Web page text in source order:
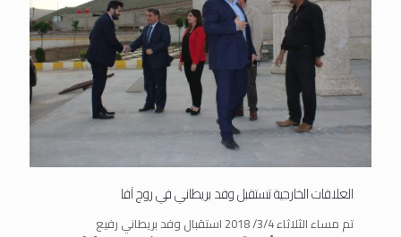
العلاقات الخارجية تستقبل وفد بريطاني في روج آفا
تم مساء الثلاثاء 3/4/ 2018 استقبال وفد بريطاني رفيع